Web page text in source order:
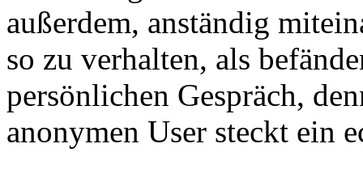
außerdem, anständig
so zu verhalten, als
persönlichen Gespräch,
anonymen User steckt ein